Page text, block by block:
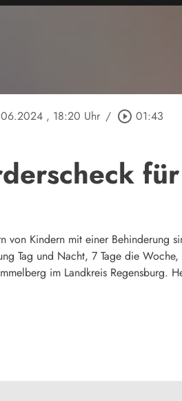
, 18:20 Uhr / play_circle_outline 01:43
von Kindern mit einer Behinderung
Tag und Nacht, 7 Tage die
im Landkreis Regensburg.